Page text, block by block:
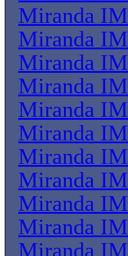
Miranda IM
Miranda IM
Miranda IM
Miranda IM
Miranda IM
Miranda IM
Miranda IM
Miranda IM
Miranda IM
Miranda IM
Miranda IM